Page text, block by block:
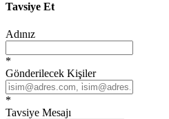
Tavsiye Et
Adınız
*
Gönderilecek Kişiler
*
Tavsiye Mesajı